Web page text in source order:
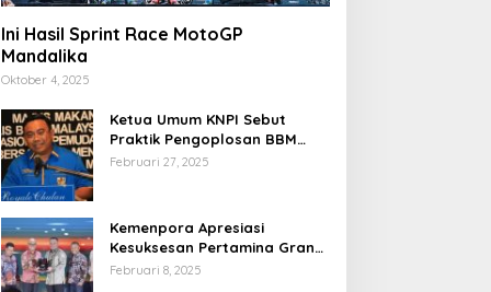
Ini Hasil Sprint Race MotoGP
Mandalika
Oktober 4, 2025
Ketua Umum KNPI Sebut
Praktik Pengoplosan BBM
Cederai Kepercayaan
Februari 27, 2025
Kemenpora Apresiasi
Kesuksesan Pertamina Grand
Prix of Indonesia 2024
Februari 8, 2025